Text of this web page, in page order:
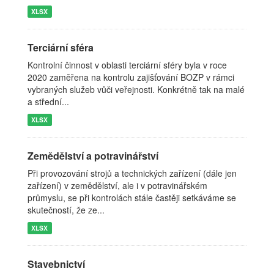
XLSX
Terciární sféra
Kontrolní činnost v oblasti terciární sféry byla v roce
2020 zaměřena na kontrolu zajišťování BOZP v rámci
vybraných služeb vůči veřejnosti. Konkrétně tak na malé
a střední...
XLSX
Zemědělství a potravinářství
Při provozování strojů a technických zařízení (dále jen
zařízení) v zemědělství, ale i v potravinářském
průmyslu, se při kontrolách stále častěji setkáváme se
skutečností, že ze...
XLSX
Stavebnictví